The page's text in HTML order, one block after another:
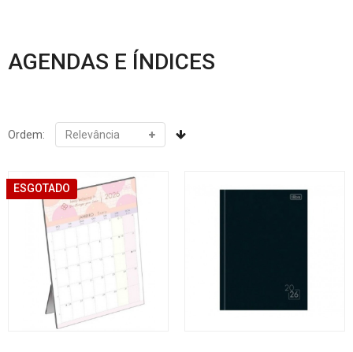
AGENDAS E ÍNDICES
Ordem:
ESGOTADO